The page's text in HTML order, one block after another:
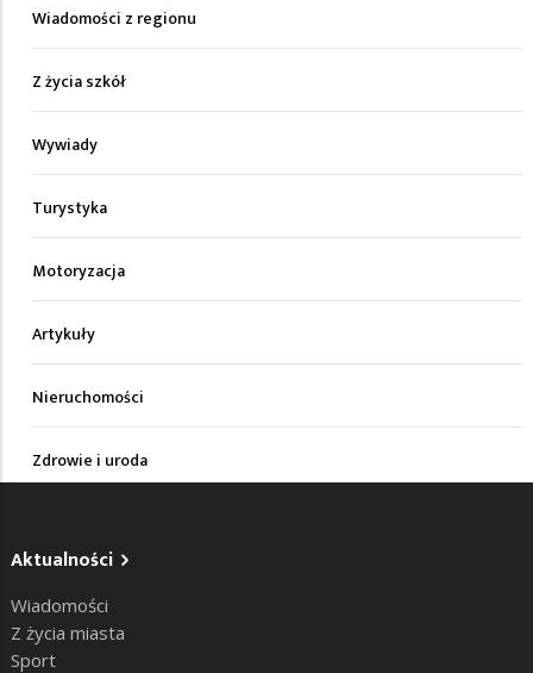
Wiadomości z regionu
Z życia szkół
Wywiady
Turystyka
Motoryzacja
Artykuły
Nieruchomości
Zdrowie i uroda
Aktualności
Wiadomości
Z życia miasta
Sport